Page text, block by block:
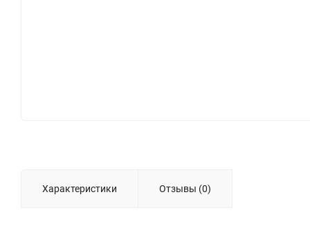
Характеристики Отзывы (0)